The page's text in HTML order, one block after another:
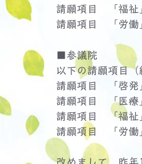
請願項目 「福祉
請願項目 「労働
■参議院
以下の請願項目
請願項目 「啓発
請願項目 「医療
請願項目 「福祉
請願項目 「労働